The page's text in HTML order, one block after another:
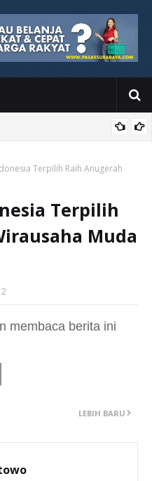
Terpilih Raih Anugerah
Terpilih
Muda
membaca berita ini
LEBIH BARU